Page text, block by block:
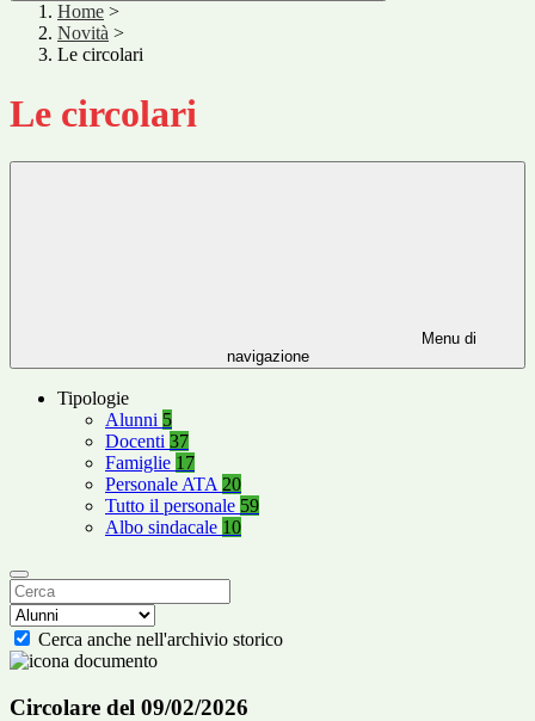
Home >
Novità >
Le circolari
Le circolari
Menu di
navigazione
Tipologie
Alunni 5
Docenti 37
Famiglie 17
Personale ATA 20
Tutto il personale 59
Albo sindacale 10
Cerca anche nell'archivio storico
Circolare del 09/02/2026